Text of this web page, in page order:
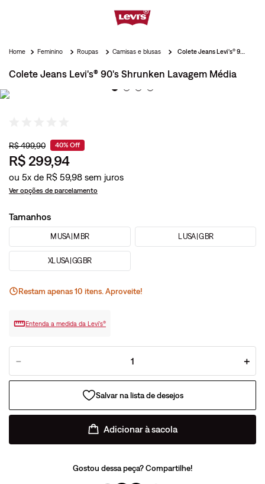
Feminino Roupas Camisas e blusas
Colete Jeans Levi's® 90's Shrunken Lavagem Média
R$499,90 40% Off
R$ 299,94
ou 5x de R$ 59,98
Ver opções de parcelamento
Tamanhos
M USA | M BR L USA | G BR
XL USA | GG BR
Restam apenas10 itens. Aproveite!
Entenda a medida da Levi’s®
＋
－
Adicionar à sacola
Gostou dessa peça? Compartilhe!